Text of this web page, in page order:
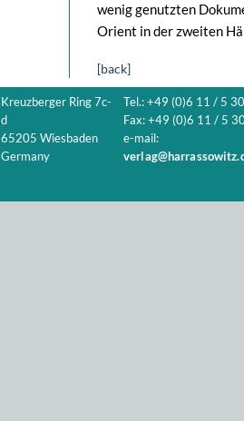
wenig genutzten
Orient in der zweiten
[back]
Kreuzberger Ring 7c-
d
65205 Wiesbaden
Germany
Tel.: +49 (0)6 11 / 5
Fax: +49 (0)6 11 / 5
e-mail: